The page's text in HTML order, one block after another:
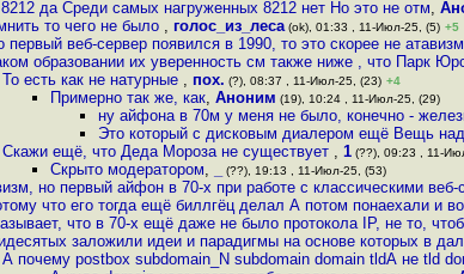
да Среди самых нагруженных 8212 нет Но это не отм,
то чего не было , голос_из_леса (ok), 01:33 , 11-Июл-25, (5) +5
первый веб-сервер появился в 1990, то это скорее не
образовании их уверенность см также ниже , что Парк
То есть как не натурные , пох. (?), 08:37 , 11-Июл-25, (23) +4
Примерно так же, как, Аноним (19), 10:24 , 11-Июл-25, (29)
ну айфона в 70м у меня не было, конечно -
Это который с дисковым диалером ещё Вещь
Скажи ещё, что Деда Мороза не существует , 1 (??), 09:23 , 11-
Скрыто модератором, (??), 19:13 , 11-Июл-25, (53)
но первый айфон в 70-х при работе с классическими веб-
что его тогда ещё биллгёц делал А потом понаехали и
что в 70-х ещё даже не было протокола IP, не то,
заложили идеи и парадигмы на основе которых в
А почему postbox subdomain_N subdomain domain tldА не tld